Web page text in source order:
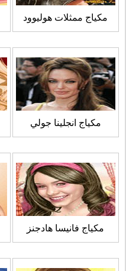
مكياج ممثلات هوليوود
مكياج انجلينا جولي
مكياج فانيسا هادجنز